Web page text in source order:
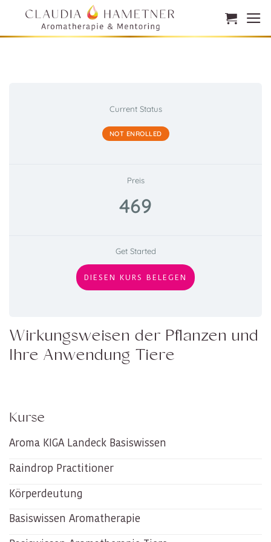
Current Status
NOT ENROLLED
Preis
469
Get Started
DIESEN KURS BELEGEN
Wirkungsweisen der Pflanzen und
Ihre Anwendung Tiere
Kurse
Aroma KIGA Landeck Basiswissen
Raindrop Practitioner
Körperdeutung
Basiswissen Aromatherapie